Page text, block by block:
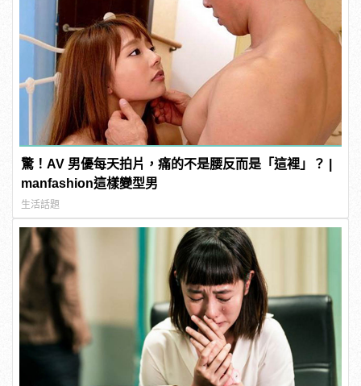
驚！AV 男優每天拍片，痛的不是腰反而是「這裡」？ |
manfashion這樣變型男
生活話題